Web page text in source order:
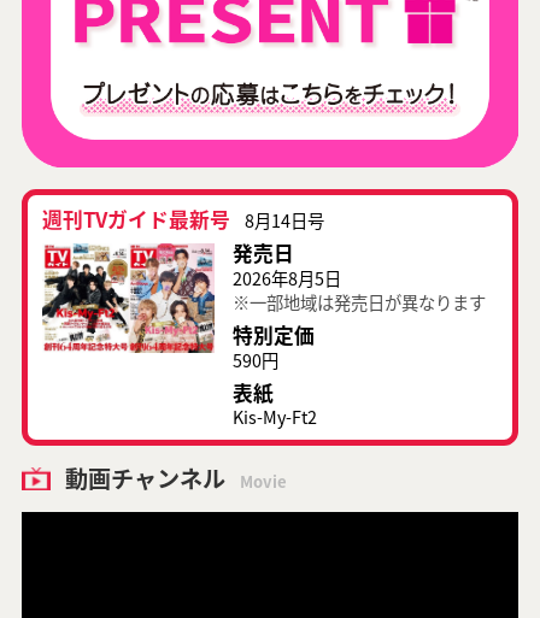
週刊TVガイド最新号 8月14日号
発売日
2026年8月5日
※一部地域は発売日が異なります
特別定価
590円
表紙
Kis-My-Ft2
動画チャンネル Movie